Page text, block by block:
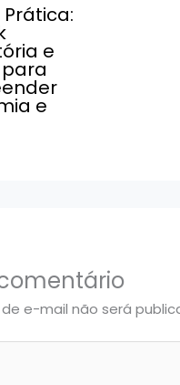
e
e
e-mail não será